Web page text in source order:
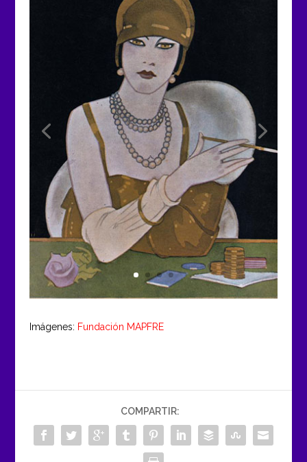
Imágenes: Fundación MAPFRE
COMPARTIR: